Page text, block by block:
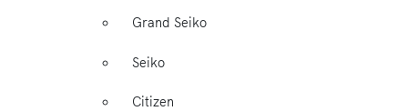
Grand Seiko
Seiko
Citizen